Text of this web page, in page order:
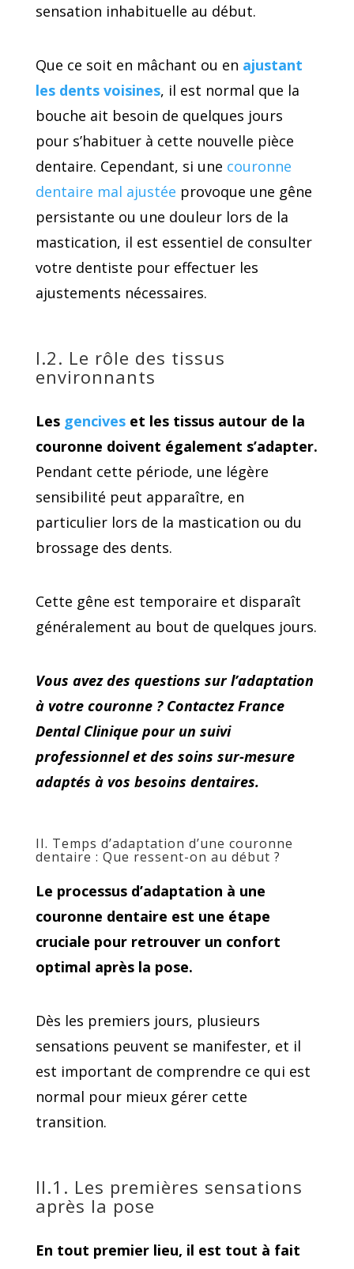
sensation inhabituelle au début.
Que ce soit en mâchant ou en ajustant
les dents voisines, il est normal que la
bouche ait besoin de quelques jours
pour s’habituer à cette nouvelle pièce
dentaire. Cependant, si une couronne
dentaire mal ajustée provoque une gêne
persistante ou une douleur lors de la
mastication, il est essentiel de consulter
votre dentiste pour effectuer les
ajustements nécessaires.​
I.2. Le rôle des tissus
environnants
Les genciveset les tissus autour de la
couronne doivent également s’adapter.
Pendant cette période, une légère
sensibilité peut apparaître, en
particulier lors de la mastication ou du
brossage des dents.
Cette gêne est temporaire et disparaît
généralement au bout de quelques jours.
Vous avez des questions sur l’adaptation
à votre couronne ? Contactez France
Dental Clinique pour un suivi
professionnel et des soins sur-mesure
adaptés à vos besoins dentaires.
II. Temps d’adaptation d’une couronne
dentaire : Que ressent-on au début ?
Le processus d’adaptation à une
couronne dentaire est une étape
cruciale pour retrouver un confort
optimal après la pose.
Dès les premiers jours, plusieurs
sensations peuvent se manifester, et il
est important de comprendre ce qui est
normal pour mieux gérer cette
transition.
II.1. Les premières sensations
après la pose
En tout premier lieu, il est tout à fait